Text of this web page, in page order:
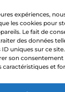
expériences,
les cookies pour
Le fait de
des données
uniques sur ce
son
caractéristiques et